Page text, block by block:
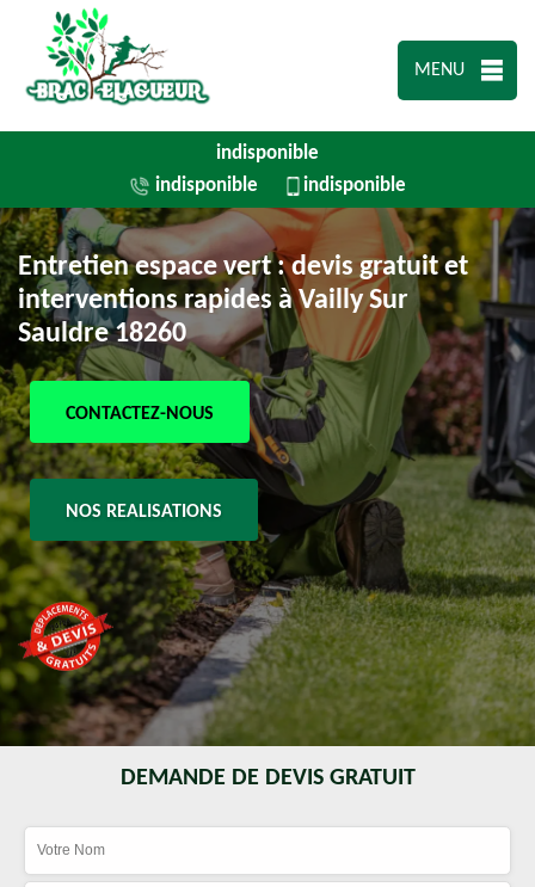
MENU
indisponible
indisponible
indisponible
Entretien espace vert : devis gratuit et
interventions rapides à Vailly Sur
Sauldre 18260
CONTACTEZ-NOUS
NOS REALISATIONS
DEMANDE DE DEVIS GRATUIT